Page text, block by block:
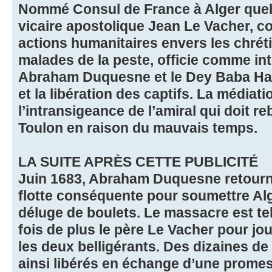
Nommé Consul de France à Alger
vicaire apostolique Jean Le Vacher,
actions humanitaires envers les
malades de la peste, officie comme
Abraham Duquesne et le Dey Baba
et la libération des captifs. La
l’intransigeance de l’amiral qui doit
Toulon en raison du mauvais temps.
LA SUITE APRÈS CETTE PUBLICITÉ
Juin 1683, Abraham Duquesne
flotte conséquente pour soumettre
déluge de boulets. Le massacre est
fois de plus le père Le Vacher pour
les deux belligérants. Des dizaines
ainsi libérés en échange d’une